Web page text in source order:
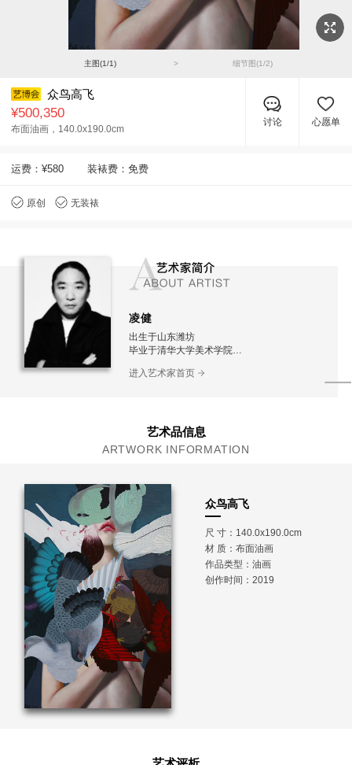
主图(1/1) > 细节图(1/2)
众鸟高飞
¥500,350
布面油画， 140.0x190.0cm
讨论 心愿单
运费： ¥580 装裱费：免费
原创 无装裱
凌健
出生于山东潍坊
毕业于清华大学美术学院
进入艺术家首页
艺术品信息
ARTWORK INFORMATION
众鸟高飞
尺 寸：140.0x190.0cm
材 质： 布面油画
作品类型：油画
创作时间：2019